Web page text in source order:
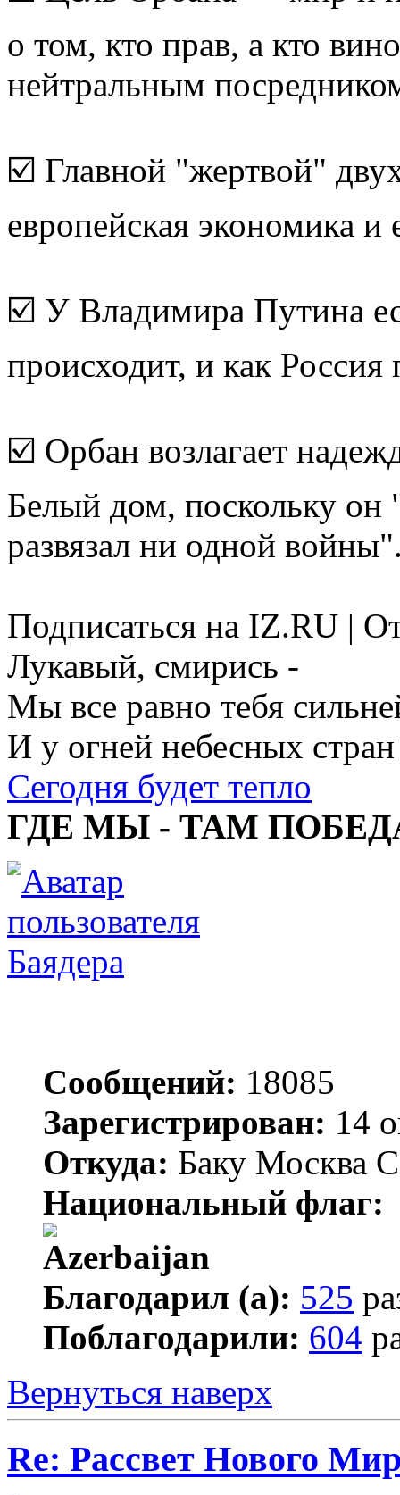
о том, кто прав, а кто
нейтральным
☑️ Главной "жертвой"
европейская экономика и
☑️ У Владимира Путина
происходит, и как Россия
☑️ Орбан возлагает
Белый дом, поскольку
развязал ни одной
Подписаться на IZ.RU |
Лукавый, смирись -
Мы все равно тебя
И у огней небесных стран
Сегодня будет тепло
ГДЕ МЫ - ТАМ
Баядера
Сообщений: 18085
Зарегистрирован: 14
Откуда: Баку Москва
Национальный флаг:
Благодарил (а): 525
Поблагодарили: 604
Вернуться наверх
Re: Рассвет Нового